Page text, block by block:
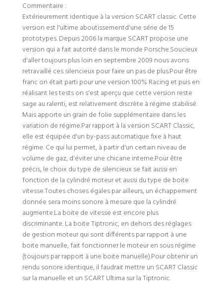
Commentaire :
Extérieurement identique à la version SCART classic. Cette
version est l'ultime aboutissementd'une série de 15
prototypes. Depuis 2006 la marque SCART propose une
version qui a fait autorité dans le monde Porsche.Soucieux
d'aller toujours plus loin en septembre 2009 nous avons
retravaillé ces silencieux pour faire un pas de plus.Pour être
franc on était parti pour une version 100% Racing et puis en
réalisant les tests on s'est aperçu que cette version reste
sage au ralenti, est relativement discrète à régime stabilisé.
Mais apporte un grain de folie supplémentaire dans les
variation de régime.Par rapport à la version SCART Classic,
elle est équipée d'un by-pass automatique fixe à haut
régime. Ce qui lui permet, à partir d'un certain niveau de
volume de gaz, d'éviter une chicane interne.Pour être
précis, le choix du type de silencieux se fait aussi en
fonction de la cylindré moteur et aussi du type de boite
vitesse.Toutes choses égales par ailleurs, un échappement
donnée sera moins sonore à mesure que la cylindré
augmente.La boite de vitesse est encore plus
discriminante. La boite Tiptronic, en dehors des réglages
de gestion moteur qui sont différents par rapport à une
boite manuelle, fait fonctionner le moteur en sous régime
(toujours par rapport à une boite manuelle).Pour obtenir un
rendu sonore identique, il faudrait mettre un SCART Classic
sur la manuelle et un SCART Ultima sur la Tiptronic.